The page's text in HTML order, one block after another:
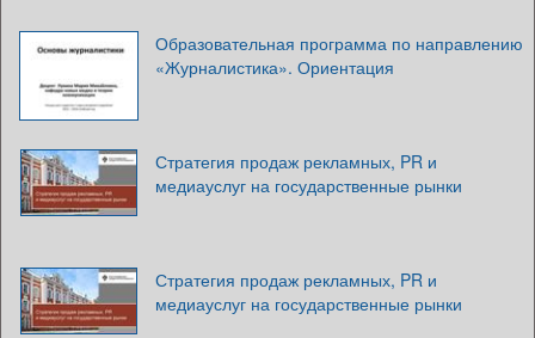
Образовательная программа по направлению
«Журналистика». Ориентация
Стратегия продаж рекламных, PR и
медиауслуг на государственные рынки
Стратегия продаж рекламных, PR и
медиауслуг на государственные рынки